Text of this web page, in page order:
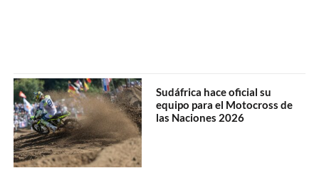
Sudáfrica hace oficial su
equipo para el Motocross de
las Naciones 2026